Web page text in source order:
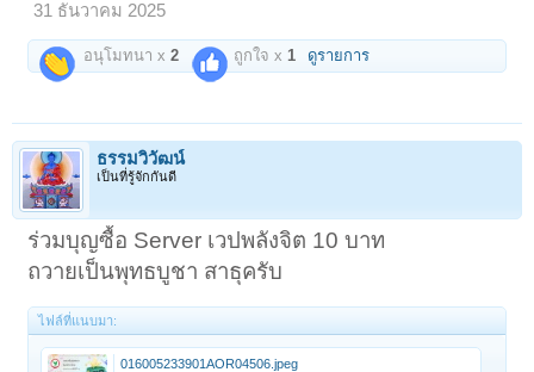
31 ธันวาคม 2025
อนุโมทนา x2 ถูกใจ x1 ดูรายการ
ธรรมวิวัฒน์
เป็นที่รู้จักกันดี
ร่วมบุญซื้อ Server เวปพลังจิต 10 บาท
ถวายเป็นพุทธบูชา สาธุครับ
ไฟล์ที่แนบมา:
016005233901AOR04506.jpeg